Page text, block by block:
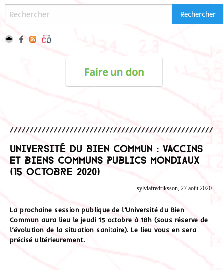
Université du Bien Commun : vaccins
et biens communs publics mondiaux
(15 octobre 2020)
sylviafredriksson, 27 août 2020.
La prochaine session publique de l’Université du Bien
Commun aura lieu le jeudi 15 octobre à 18h (sous réserve de
l’évolution de la situation sanitaire). Le lieu vous en sera
précisé ultérieurement.